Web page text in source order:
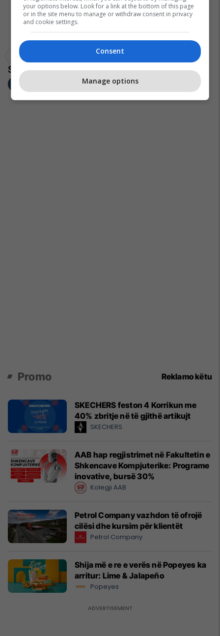
Maqedoni Coronavirus
Promo Reklamo këtu
SKECHERS feston 4 Korrikun me
40% zbritje në të gjithë artikujt
SKECHERS
AAB hap regjistrimet në Fakultetin e
Shkencave Kompjuterike: Programe
inovative, bursë 30%
Kolegji AAB
Petrol Company vazhdon të ofrojë
cilësi dhe kursim për klientët
Petrol Company
Shija më e re e verës në Popeyes ka
arritur: Lime & Jalapeño
Popeyes
your options below. Look for a link at the bottom of this page
or in the site menu to manage or withdraw consent in privacy
and cookie settings.
Consent
Manage options